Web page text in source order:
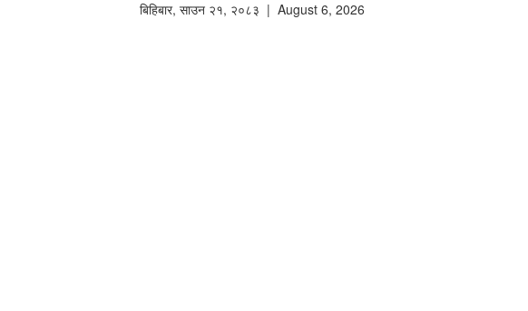
बिहिबार, साउन २१, २०८३ | August 6, 2026